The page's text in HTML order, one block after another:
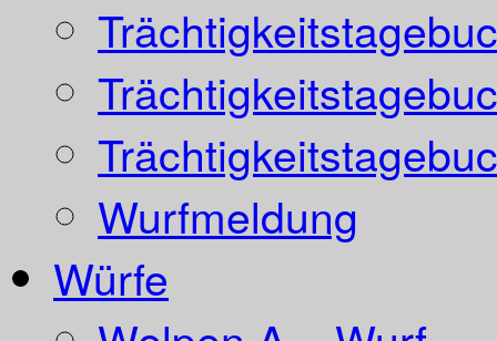
Wurfmeldung
Würfe